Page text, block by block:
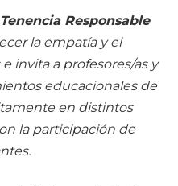
Responsable
la empatía y el
invita a profesores/as y
educacionales de
en distintos
la participación de